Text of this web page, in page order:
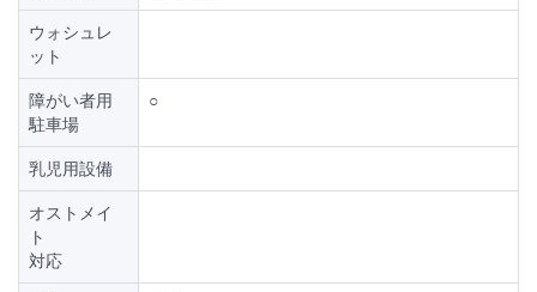
ウォシュレ
ット
障がい者用
駐車場
○
乳児用設備
オストメイ
ト
対応